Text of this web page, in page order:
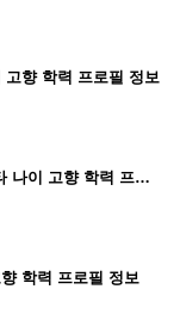
향 학력 프로필 정보
스케이트보드 조현주 선수 인스타 나이 고향 학력 프로필 정보
학력 프로필 정보